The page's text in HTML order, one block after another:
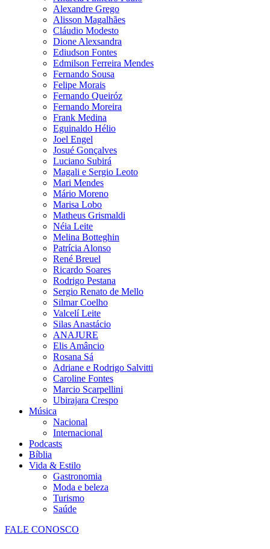
Alexandre Grego
Alisson Magalhães
Cláudio Modesto
Dione Alexsandra
Ediudson Fontes
Edmilson Ferreira Mendes
Fernando Sousa
Felipe Morais
Fernando Queiróz
Fernando Moreira
Frank Medina
Eguinaldo Hélio
Joel Engel
Josué Gonçalves
Luciano Subirá
Magali e Sergio Leoto
Mari Mendes
Mário Moreno
Marisa Lobo
Matheus Grismaldi
Néia Leite
Melina Botteghin
Patrícia Alonso
René Breuel
Ricardo Soares
Rodrigo Pestana
Sergio Renato de Mello
Silmar Coelho
Valcelí Leite
Silas Anastácio
ANAJURE
Elis Amâncio
Rosana Sá
Adriane e Rodrigo Salvitti
Caroline Fontes
Marcio Scarpellini
Ubirajara Crespo
Música
Nacional
Internacional
Podcasts
Bíblia
Vida & Estilo
Gastronomia
Moda e beleza
Turismo
Saúde
FALE CONOSCO